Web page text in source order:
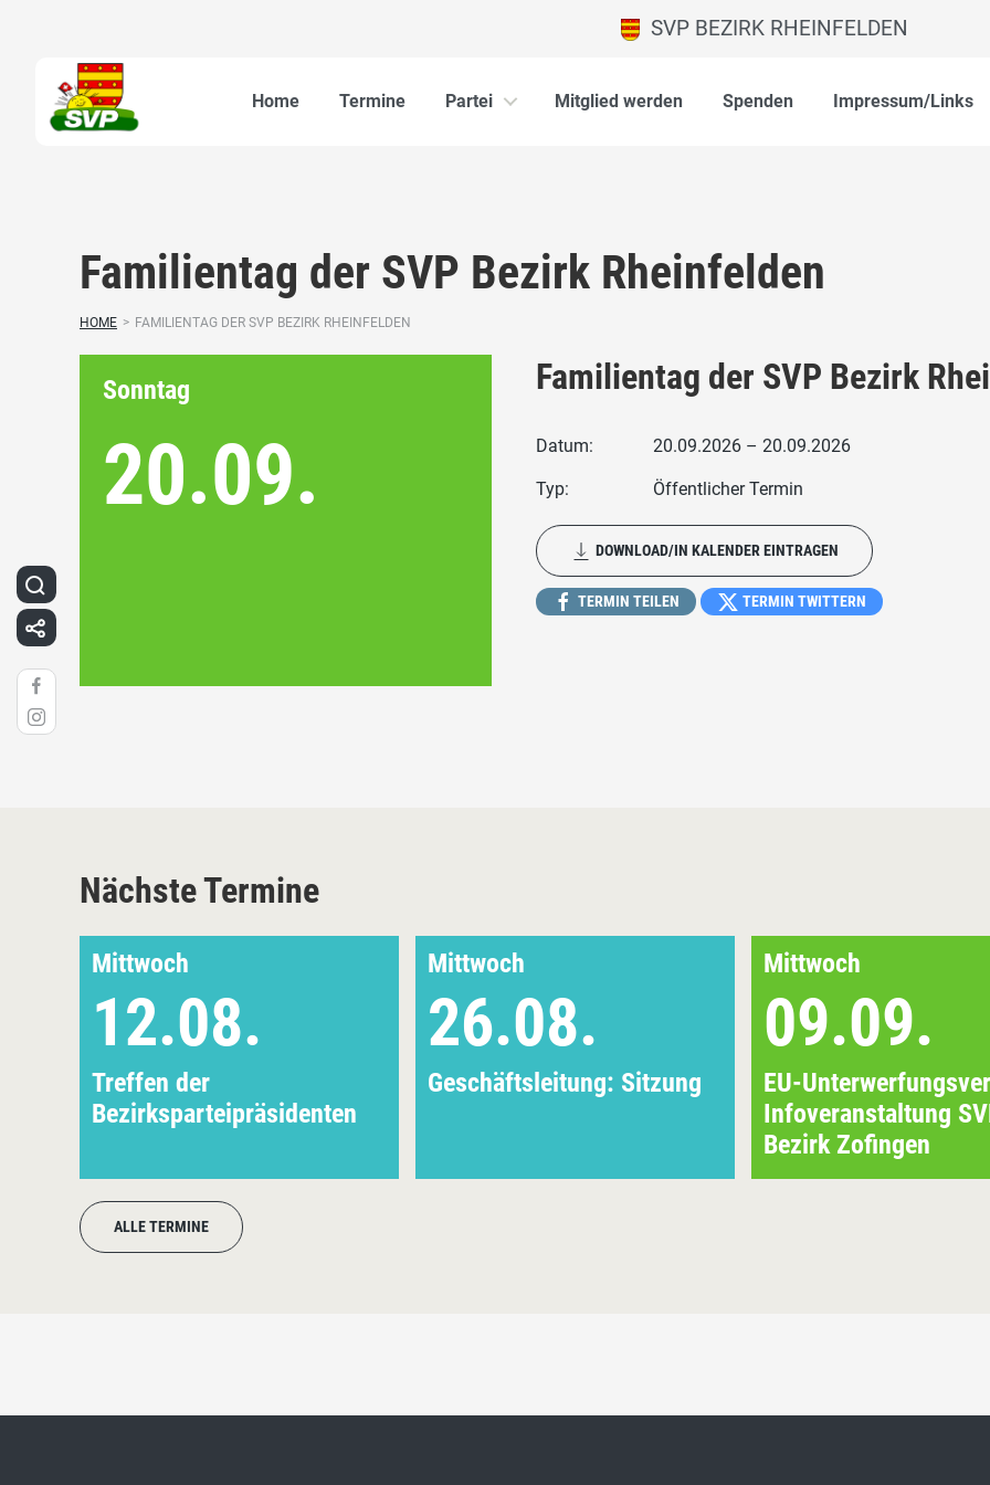
SVP BEZIRK RHEINFELDEN
Home Termine Partei Mitglied werden Spenden Impressum/Links
Familientag der SVP Bezirk Rheinfelden
HOME > FAMILIENTAG DER SVP BEZIRK RHEINFELDEN
Sonntag
20.09.
Familientag der SVP Bezirk
Datum: 20.09.2026 – 20.09.2026
Typ: Öffentlicher Termin
DOWNLOAD/IN KALENDER EINTRAGEN
TERMIN TEILEN TERMIN TWITTERN
Nächste Termine
Mittwoch
12.08.
Treffen der
Bezirksparteipräsidenten
Mittwoch
26.08.
Geschäftsleitung: Sitzung
Mittwoch
09.09.
EU-
Infoveranstaltung
Bezirk Zofingen
ALLE TERMINE